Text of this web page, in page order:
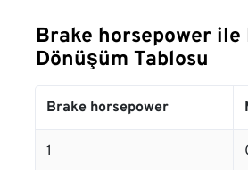
Brake horsepower ile
Dönüşüm Tablosu
Brake horsepower
1